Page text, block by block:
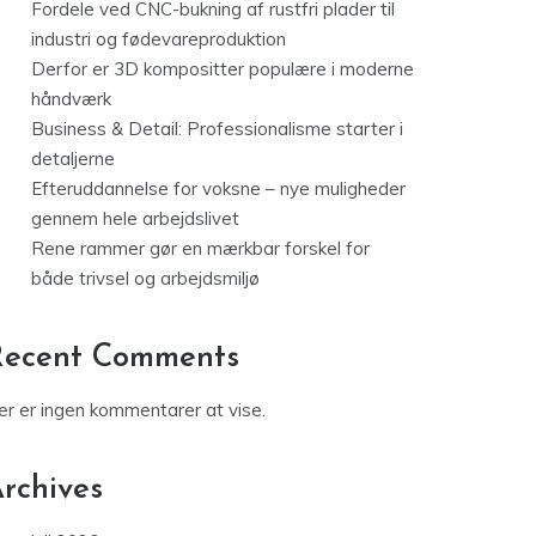
Fordele ved CNC-bukning af rustfri plader til
industri og fødevareproduktion
Derfor er 3D kompositter populære i moderne
håndværk
Business & Detail: Professionalisme starter i
detaljerne
Efteruddannelse for voksne – nye muligheder
gennem hele arbejdslivet
Rene rammer gør en mærkbar forskel for
både trivsel og arbejdsmiljø
Comments
er ingen kommentarer at vise.